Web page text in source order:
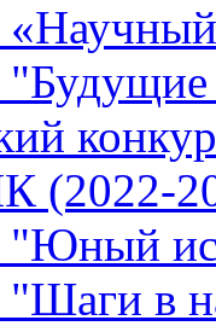
(2022-
"Юный
"Шаги в